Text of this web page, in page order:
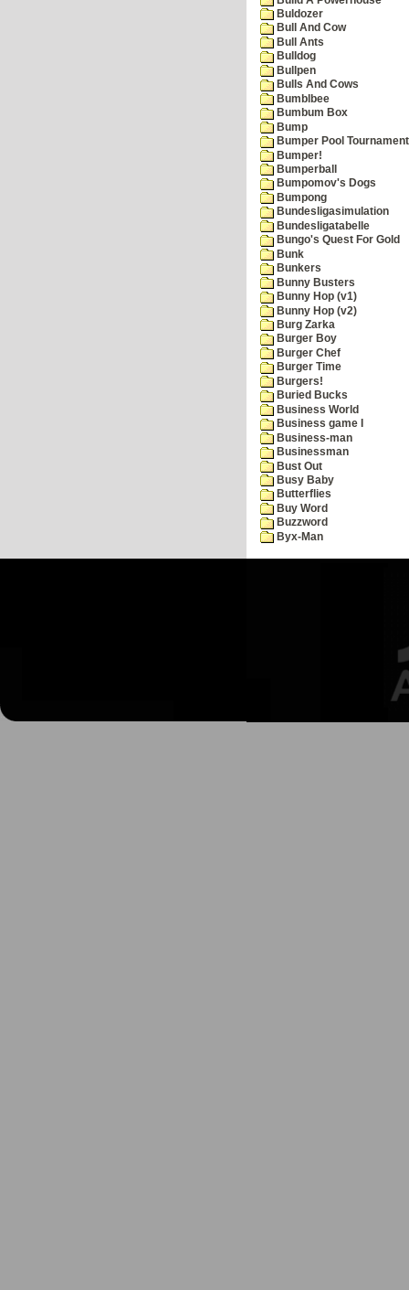
Buldozer
Bull And Cow
Bull Ants
Bulldog
Bullpen
Bulls And Cows
Bumblbee
Bumbum Box
Bump
Bumper Pool Tournament
Bumper!
Bumperball
Bumpomov's Dogs
Bumpong
Bundesligasimulation
Bundesligatabelle
Bungo's Quest For Gold
Bunk
Bunkers
Bunny Busters
Bunny Hop (v1)
Bunny Hop (v2)
Burg Zarka
Burger Boy
Burger Chef
Burger Time
Burgers!
Buried Bucks
Business World
Business game I
Business-man
Businessman
Bust Out
Busy Baby
Butterflies
Buy Word
Buzzword
Byx-Man